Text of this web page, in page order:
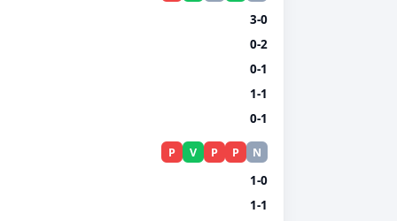
3-0
0-2
0-1
1-1
0-1
P V P P N
1-0
1-1